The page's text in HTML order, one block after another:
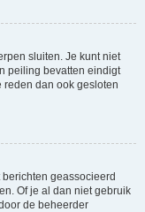
sluiten. Je kunt niet
peiling bevatten eindigt
reden dan ook gesloten
geassocieerd
Of je al dan niet gebruik
de beheerder